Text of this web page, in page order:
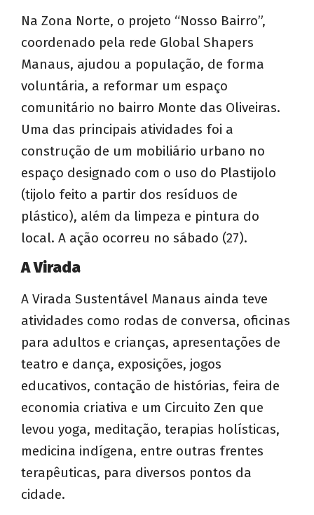
Na Zona Norte, o projeto “Nosso Bairro”,
coordenado pela rede Global Shapers
Manaus, ajudou a população, de forma
voluntária, a reformar um espaço
comunitário no bairro Monte das Oliveiras.
Uma das principais atividades foi a
construção de um mobiliário urbano no
espaço designado com o uso do Plastijolo
(tijolo feito a partir dos resíduos de
plástico), além da limpeza e pintura do
local. A ação ocorreu no sábado (27).
A Virada
A Virada Sustentável Manaus ainda teve
atividades como rodas de conversa, oficinas
para adultos e crianças, apresentações de
teatro e dança, exposições, jogos
educativos, contação de histórias, feira de
economia criativa e um Circuito Zen que
levou yoga, meditação, terapias holísticas,
medicina indígena, entre outras frentes
terapêuticas, para diversos pontos da
cidade.